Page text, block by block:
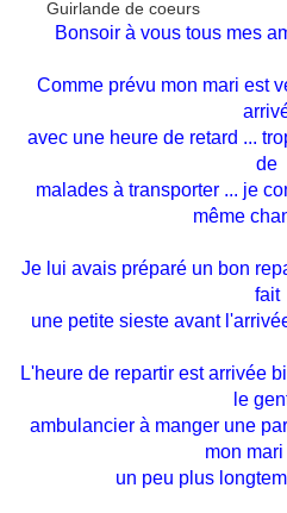
Bonsoir à vous tous mes
Comme prévu mon mari est
avec une heure de retard ...
de
malades à transporter ... je
même
Je lui avais préparé un bon
fait
une petite sieste avant
L'heure de repartir est arrivée
le
ambulancier à manger une
mon
un peu plus